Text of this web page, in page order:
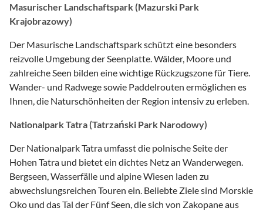
Masurischer Landschaftspark (Mazurski Park
Krajobrazowy)
Der Masurische Landschaftspark schützt eine besonders
reizvolle Umgebung der Seenplatte. Wälder, Moore und
zahlreiche Seen bilden eine wichtige Rückzugszone für Tiere.
Wander- und Radwege sowie Paddelrouten ermöglichen es
Ihnen, die Naturschönheiten der Region intensiv zu erleben.
Nationalpark Tatra (Tatrzański Park Narodowy)
Der Nationalpark Tatra umfasst die polnische Seite der
Hohen Tatra und bietet ein dichtes Netz an Wanderwegen.
Bergseen, Wasserfälle und alpine Wiesen laden zu
abwechslungsreichen Touren ein. Beliebte Ziele sind Morskie
Oko und das Tal der Fünf Seen, die sich von Zakopane aus